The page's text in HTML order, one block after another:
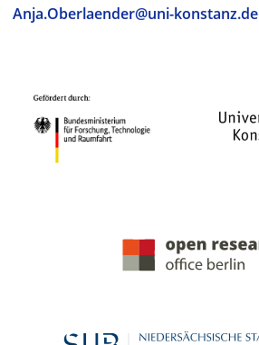
Anja.Oberlaender@uni-konstanz.de